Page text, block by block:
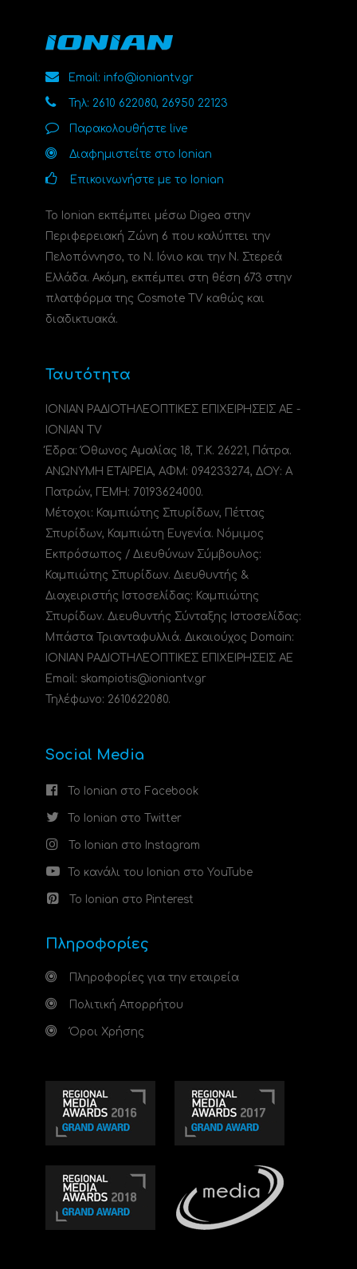
Email: info@ioniantv.gr
Τηλ: 2610 622080, 26950 22123
Παρακολουθήστε live
Διαφημιστείτε στο Ionian
Επικοινωνήστε με το Ionian
Το Ionian εκπέμπει μέσω Digea στην
Περιφερειακή Ζώνη 6 που καλύπτει την
Πελοπόννησο, το N. Ιόνιο και την Ν. Στερεά
Ελλάδα. Ακόμη, εκπέμπει στη θέση 673 στην
πλατφόρμα της Cosmote TV καθώς και
διαδικτυακά.
Ταυτότητα
ΙΟΝΙΑΝ ΡΑΔΙΟΤΗΛΕΟΠΤΙΚΕΣ ΕΠΙΧΕΙΡΗΣΕΙΣ ΑΕ -
IONIAN TV
Έδρα: Όθωνος Αμαλίας 18, Τ.Κ. 26221, Πάτρα.
ΑΝΩΝΥΜΗ ΕΤΑΙΡΕΙΑ, ΑΦΜ: 094233274, ΔΟΥ: A
Πατρών, ΓΕΜΗ: 70193624000.
Μέτοχοι: Καμπιώτης Σπυρίδων, Πέττας
Σπυρίδων, Καμπιώτη Ευγενία. Νόμιμος
Εκπρόσωπος / Διευθύνων Σύμβουλος:
Καμπιώτης Σπυρίδων. Διευθυντής &
Διαχειριστής Ιστοσελίδας: Καμπιώτης
Σπυρίδων. Διευθυντής Σύνταξης Ιστοσελίδας:
Μπάστα Τριανταφυλλιά. Δικαιούχος Domain:
ΙΟΝΙΑΝ ΡΑΔΙΟΤΗΛΕΟΠΤΙΚΕΣ ΕΠΙΧΕΙΡΗΣΕΙΣ ΑΕ
Email: skampiotis@ioniantv.gr
Τηλέφωνο: 2610622080.
Social Media
Το Ionian στο Facebook
Το Ionian στο Twitter
Το Ionian στο Instagram
Το κανάλι του Ionian στο YouTube
Το Ionian στο Pinterest
Πληροφορίες
Πληροφορίες για την εταιρεία
Πολιτική Απορρήτου
Όροι Χρήσης